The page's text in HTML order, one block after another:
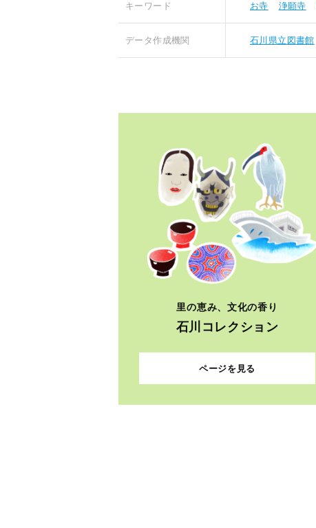
キーワード お寺 浄願寺
データ作成機関 石川県立図書館
里の恵み、文化の香り
石川コレクション
ページを見る